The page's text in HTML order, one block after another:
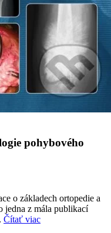
pohybového
o základech ortopedie a
jedna z mála publikací
Čítať viac